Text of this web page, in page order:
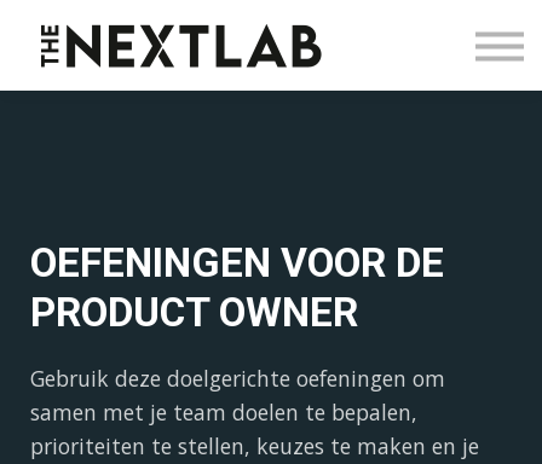
Blog
Contact
OEFENINGEN VOOR DE
PRODUCT OWNER
Gebruik deze doelgerichte oefeningen om
samen met je team doelen te bepalen,
prioriteiten te stellen, keuzes te maken en je